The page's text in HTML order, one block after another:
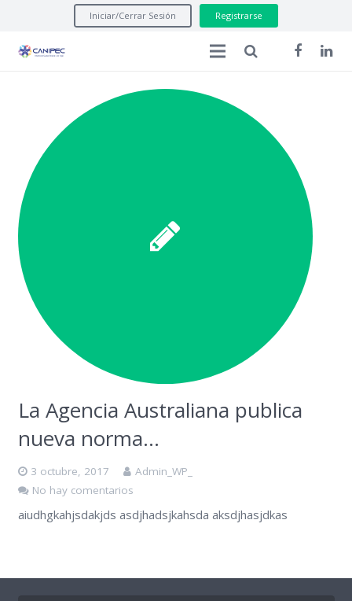
Iniciar/Cerrar Sesión Registrarse
Manuales Legales
Asuntos Regulatorios
Formatos
Seminarios Internacionales
La Agencia Australiana publica
nueva norma…
3 octubre, 2017
Admin_WP_
No hay comentarios
aiudhgkahjsdakjds asdjhadsjkahsda aksdjhasjdkas